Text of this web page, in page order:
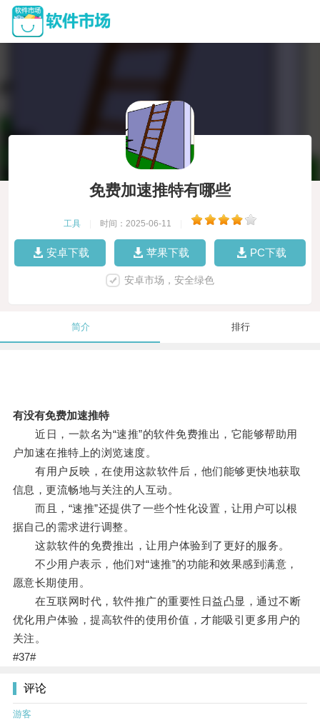
免费加速推特有哪些
工具 时间：2025-06-11
安卓下载 苹果下载 PC下载
安卓市场，安全绿色
简介 排行
有没有免费加速推特
近日，一款名为“速推”的软件免费推出，它能够帮助用
户加速在推特上的浏览速度。
有用户反映，在使用这款软件后，他们能够更快地获取
信息，更流畅地与关注的人互动。
而且，“速推”还提供了一些个性化设置，让用户可以根
据自己的需求进行调整。
这款软件的免费推出，让用户体验到了更好的服务。
不少用户表示，他们对“速推”的功能和效果感到满意，
愿意长期使用。
在互联网时代，软件推广的重要性日益凸显，通过不断
优化用户体验，提高软件的使用价值，才能吸引更多用户的
关注。
#37#
评论
游客